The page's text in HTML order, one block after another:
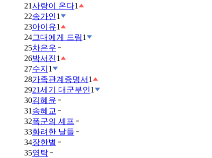
21사랑이 온다1
22송가인1
23아이유1
24그대에게 드림1
25차은우
26박서진1
27수지 1
28가족관계증명서 1
2921세기 대군부인1
30김혜윤
31 송혜교
32폭군의 셰프
33화려한 날들
34장한별
35영탁